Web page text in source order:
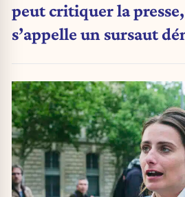
peut critiquer la
s’appelle un sursaut